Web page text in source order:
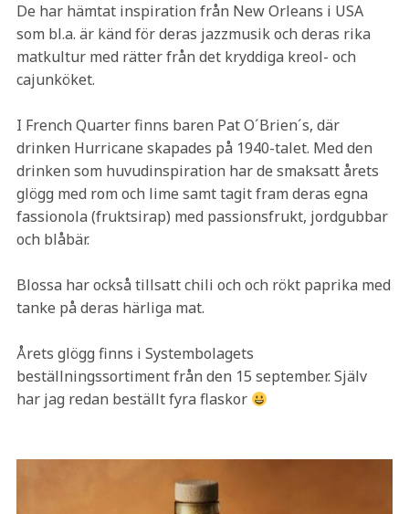
De har hämtat inspiration från New Orleans i USA
som bl.a. är känd för deras jazzmusik och deras rika
matkultur med rätter från det kryddiga kreol- och
cajunköket.
I French Quarter finns baren Pat O´Brien´s, där
drinken Hurricane skapades på 1940-talet. Med den
drinken som huvudinspiration har de smaksatt årets
glögg med rom och lime samt tagit fram deras egna
fassionola (fruktsirap) med passionsfrukt, jordgubbar
och blåbär.
Blossa har också tillsatt chili och och rökt paprika med
tanke på deras härliga mat.
Årets glögg finns i Systembolagets
beställningssortiment från den 15 september. Själv
har jag redan beställt fyra flaskor